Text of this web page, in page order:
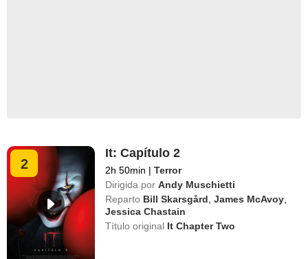
2
It: Capítulo 2
2h 50min | Terror
Dirigida por Andy Muschietti
Reparto Bill Skarsgård ,James McAvoy
Jessica Chastain
Título original It Chapter Two